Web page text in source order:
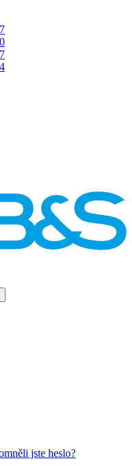
jste heslo?